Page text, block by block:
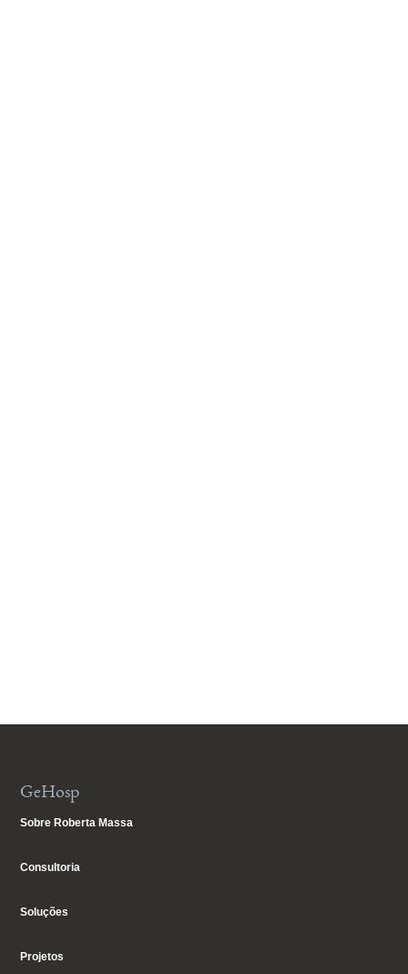
GeHosp
Sobre Roberta Massa
Consultoria
Soluções
Projetos